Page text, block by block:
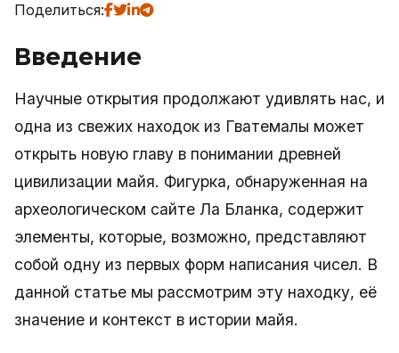
Поделиться:
Введение
Научные открытия продолжают удивлять нас, и
одна из свежих находок из Гватемалы может
открыть новую главу в понимании древней
цивилизации майя. Фигурка, обнаруженная на
археологическом сайте Ла Бланка, содержит
элементы, которые, возможно, представляют
собой одну из первых форм написания чисел. В
данной статье мы рассмотрим эту находку, её
значение и контекст в истории майя.